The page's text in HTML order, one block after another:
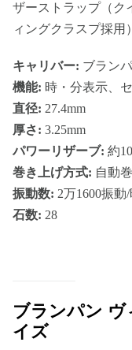
ザーストラップ（ク
ィングクラスプ採用）
キャリバー: ブラン
機能: 時・分表示、
直径: 27.4mm
厚さ: 3.25mm
パワーリザーブ: 約
巻き上げ方式: 自動
振動数: 2万1600振動
石数: 28
ブランパン ヴ
イズ